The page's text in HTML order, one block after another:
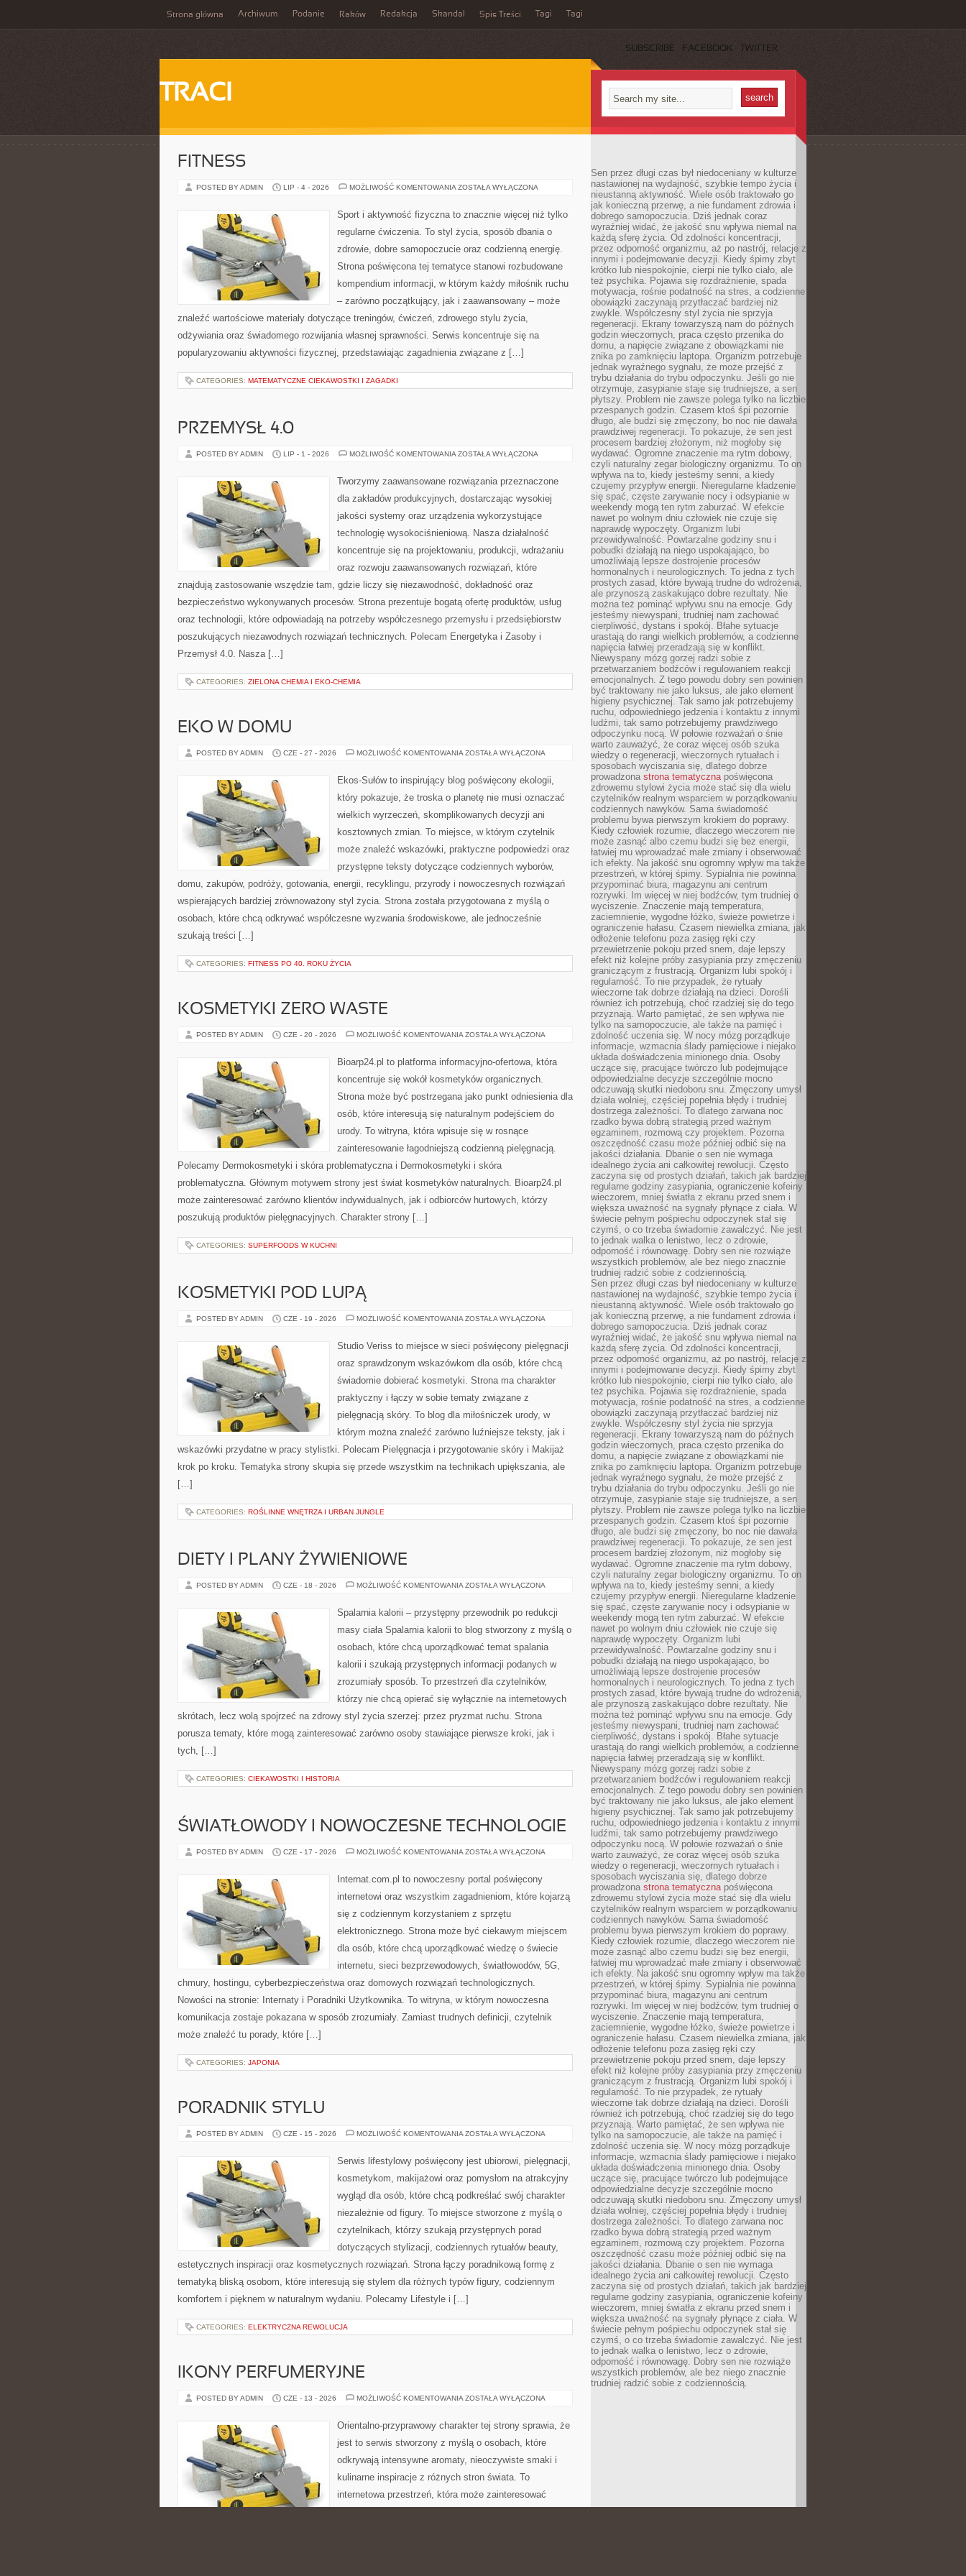
Strona główna Archiwum Podanie Raków Redakcja Skandal Spis Treści Tagi Tagi
SUBSCRIBE FACEBOOK TWITTER
TRACI
FITNESS
POSTED BY ADMIN LIP - 4 - 2026 MOŻLIWOŚĆ KOMENTOWANIA FITNESS
ZOSTAŁA WYŁĄCZONA
Sport i aktywność fizyczna to znacznie więcej niż tylko
regularne ćwiczenia. To styl życia, sposób dbania o
zdrowie, dobre samopoczucie oraz codzienną energię.
Strona poświęcona tej tematyce stanowi rozbudowane
kompendium informacji, w którym każdy miłośnik ruchu
– zarówno początkujący, jak i zaawansowany – może
znaleźć wartościowe materiały dotyczące treningów, ćwiczeń, zdrowego stylu życia,
odżywiania oraz świadomego rozwijania własnej sprawności. Serwis koncentruje się na
popularyzowaniu aktywności fizycznej, przedstawiając zagadnienia związane z […]
CATEGORIES: MATEMATYCZNE CIEKAWOSTKI I ZAGADKI
PRZEMYSŁ 4.0
POSTED BY ADMIN LIP - 1 - 2026 MOŻLIWOŚĆ KOMENTOWANIA PRZEMYSŁ
ZOSTAŁA WYŁĄCZONA
Tworzymy zaawansowane rozwiązania przeznaczone
dla zakładów produkcyjnych, dostarczając wysokiej
jakości systemy oraz urządzenia wykorzystujące
technologię wysokociśnieniową. Nasza działalność
koncentruje się na projektowaniu, produkcji, wdrażaniu
oraz rozwoju zaawansowanych rozwiązań, które
znajdują zastosowanie wszędzie tam, gdzie liczy się niezawodność, dokładność oraz
bezpieczeństwo wykonywanych procesów. Strona prezentuje bogatą ofertę produktów, usług
oraz technologii, które odpowiadają na potrzeby współczesnego przemysłu i przedsiębiorstw
poszukujących niezawodnych rozwiązań technicznych. Polecam Energetyka i Zasoby i
Przemysł 4.0. Nasza […]
CATEGORIES: ZIELONA CHEMIA I EKO-CHEMIA
EKO W DOMU
POSTED BY ADMIN CZE - 27 - 2026 MOŻLIWOŚĆ KOMENTOWANIA EKO
ZOSTAŁA WYŁĄCZONA
Ekos-Sułów to inspirujący blog poświęcony ekologii,
który pokazuje, że troska o planetę nie musi oznaczać
wielkich wyrzeczeń, skomplikowanych decyzji ani
kosztownych zmian. To miejsce, w którym czytelnik
może znaleźć wskazówki, praktyczne podpowiedzi oraz
przystępne teksty dotyczące codziennych wyborów,
domu, zakupów, podróży, gotowania, energii, recyklingu, przyrody i nowoczesnych rozwiązań
wspierających bardziej zrównoważony styl życia. Strona została przygotowana z myślą o
osobach, które chcą odkrywać współczesne wyzwania środowiskowe, ale jednocześnie
szukają treści […]
CATEGORIES: FITNESS PO 40. ROKU ŻYCIA
KOSMETYKI ZERO WASTE
POSTED BY ADMIN CZE - 20 - 2026 MOŻLIWOŚĆ KOMENTOWANIA KOSMETYKI
ZOSTAŁA WYŁĄCZONA
Bioarp24.pl to platforma informacyjno-ofertowa, która
koncentruje się wokół kosmetyków organicznych.
Strona może być postrzegana jako punkt odniesienia dla
osób, które interesują się naturalnym podejściem do
urody. To witryna, która wpisuje się w rosnące
zainteresowanie łagodniejszą codzienną pielęgnacją.
Polecamy Dermokosmetyki i skóra problematyczna i Dermokosmetyki i skóra
problematyczna. Głównym motywem strony jest świat kosmetyków naturalnych. Bioarp24.pl
może zainteresować zarówno klientów indywidualnych, jak i odbiorców hurtowych, którzy
poszukują produktów pielęgnacyjnych. Charakter strony […]
CATEGORIES: SUPERFOODS W KUCHNI
KOSMETYKI POD LUPĄ
POSTED BY ADMIN CZE - 19 - 2026 MOŻLIWOŚĆ KOMENTOWANIA KOSMETYKI
ZOSTAŁA WYŁĄCZONA
Studio Veriss to miejsce w sieci poświęcony pielęgnacji
oraz sprawdzonym wskazówkom dla osób, które chcą
świadomie dobierać kosmetyki. Strona ma charakter
praktyczny i łączy w sobie tematy związane z
pielęgnacją skóry. To blog dla miłośniczek urody, w
którym można znaleźć zarówno luźniejsze teksty, jak i
wskazówki przydatne w pracy stylistki. Polecam Pielęgnacja i przygotowanie skóry i Makijaż
krok po kroku. Tematyka strony skupia się przede wszystkim na technikach upiększania, ale
[…]
CATEGORIES: ROŚLINNE WNĘTRZA I URBAN JUNGLE
DIETY I PLANY ŻYWIENIOWE
POSTED BY ADMIN CZE - 18 - 2026 MOŻLIWOŚĆ KOMENTOWANIA DIETY
ŻYWIENIOWE
ZOSTAŁA WYŁĄCZONA
Spalarnia kalorii – przystępny przewodnik po redukcji
masy ciała Spalarnia kalorii to blog stworzony z myślą o
osobach, które chcą uporządkować temat spalania
kalorii i szukają przystępnych informacji podanych w
zrozumiały sposób. To przestrzeń dla czytelników,
którzy nie chcą opierać się wyłącznie na internetowych
skrótach, lecz wolą spojrzeć na zdrowy styl życia szerzej: przez pryzmat ruchu. Strona
porusza tematy, które mogą zainteresować zarówno osoby stawiające pierwsze kroki, jak i
tych, […]
CATEGORIES: CIEKAWOSTKI I HISTORIA
ŚWIATŁOWODY I NOWOCZESNE TECHNOLOGIE
POSTED BY ADMIN CZE - 17 - 2026 MOŻLIWOŚĆ KOMENTOWANIA ŚWIATŁOWODY
TECHNOLOGIE
ZOSTAŁA WYŁĄCZONA
Internat.com.pl to nowoczesny portal poświęcony
internetowi oraz wszystkim zagadnieniom, które kojarzą
się z codziennym korzystaniem z sprzętu
elektronicznego. Strona może być ciekawym miejscem
dla osób, które chcą uporządkować wiedzę o świecie
internetu, sieci bezprzewodowych, światłowodów, 5G,
chmury, hostingu, cyberbezpieczeństwa oraz domowych rozwiązań technologicznych.
Nowości na stronie: Internaty i Poradniki Użytkownika. To witryna, w którym nowoczesna
komunikacja zostaje pokazana w sposób zrozumiały. Zamiast trudnych definicji, czytelnik
może znaleźć tu porady, które […]
CATEGORIES: JAPONIA
PORADNIK STYLU
POSTED BY ADMIN CZE - 15 - 2026 MOŻLIWOŚĆ KOMENTOWANIA PORADNIK
ZOSTAŁA WYŁĄCZONA
Serwis lifestylowy poświęcony jest ubiorowi, pielęgnacji,
kosmetykom, makijażowi oraz pomysłom na atrakcyjny
wygląd dla osób, które chcą podkreślać swój charakter
niezależnie od figury. To miejsce stworzone z myślą o
czytelnikach, którzy szukają przystępnych porad
dotyczących stylizacji, codziennych rytuałów beauty,
estetycznych inspiracji oraz kosmetycznych rozwiązań. Strona łączy poradnikową formę z
tematyką bliską osobom, które interesują się stylem dla różnych typów figury, codziennym
komfortem i pięknem w naturalnym wydaniu. Polecamy Lifestyle i […]
CATEGORIES: ELEKTRYCZNA REWOLUCJA
IKONY PERFUMERYJNE
POSTED BY ADMIN CZE - 13 - 2026 MOŻLIWOŚĆ KOMENTOWANIA IKONY
ZOSTAŁA WYŁĄCZONA
Orientalno-przyprawowy charakter tej strony sprawia, że
jest to serwis stworzony z myślą o osobach, które
odkrywają intensywne aromaty, nieoczywiste smaki i
kulinarne inspiracje z różnych stron świata. To
internetowa przestrzeń, która może zainteresować
Sen przez długi czas był niedoceniany w kulturze
nastawionej na wydajność, szybkie tempo życia i
nieustanną aktywność. Wiele osób traktowało go
jak konieczną przerwę, a nie fundament zdrowia i
dobrego samopoczucia. Dziś jednak coraz
wyraźniej widać, że jakość snu wpływa niemal na
każdą sferę życia. Od zdolności koncentracji,
przez odporność organizmu, aż po nastrój, relacje z
innymi i podejmowanie decyzji. Kiedy śpimy zbyt
krótko lub niespokojnie, cierpi nie tylko ciało, ale
też psychika. Pojawia się rozdrażnienie, spada
motywacja, rośnie podatność na stres, a codzienne
obowiązki zaczynają przytłaczać bardziej niż
zwykle. Współczesny styl życia nie sprzyja
regeneracji. Ekrany towarzyszą nam do późnych
godzin wieczornych, praca często przenika do
domu, a napięcie związane z obowiązkami nie
znika po zamknięciu laptopa. Organizm potrzebuje
jednak wyraźnego sygnału, że może przejść z
trybu działania do trybu odpoczynku. Jeśli go nie
otrzymuje, zasypianie staje się trudniejsze, a sen
płytszy. Problem nie zawsze polega tylko na liczbie
przespanych godzin. Czasem ktoś śpi pozornie
długo, ale budzi się zmęczony, bo noc nie dawała
prawdziwej regeneracji. To pokazuje, że sen jest
procesem bardziej złożonym, niż mogłoby się
wydawać. Ogromne znaczenie ma rytm dobowy,
czyli naturalny zegar biologiczny organizmu. To on
wpływa na to, kiedy jesteśmy senni, a kiedy
czujemy przypływ energii. Nieregularne kładzenie
się spać, częste zarywanie nocy i odsypianie w
weekendy mogą ten rytm zaburzać. W efekcie
nawet po wolnym dniu człowiek nie czuje się
naprawdę wypoczęty. Organizm lubi
przewidywalność. Powtarzalne godziny snu i
pobudki działają na niego uspokajająco, bo
umożliwiają lepsze dostrojenie procesów
hormonalnych i neurologicznych. To jedna z tych
prostych zasad, które bywają trudne do wdrożenia,
ale przynoszą zaskakująco dobre rezultaty. Nie
można też pominąć wpływu snu na emocje. Gdy
jesteśmy niewyspani, trudniej nam zachować
cierpliwość, dystans i spokój. Błahe sytuacje
urastają do rangi wielkich problemów, a codzienne
napięcia łatwiej przeradzają się w konflikt.
Niewyspany mózg gorzej radzi sobie z
przetwarzaniem bodźców i regulowaniem reakcji
emocjonalnych. Z tego powodu dobry sen powinien
być traktowany nie jako luksus, ale jako element
higieny psychicznej. Tak samo jak potrzebujemy
ruchu, odpowiedniego jedzenia i kontaktu z innymi
ludźmi, tak samo potrzebujemy prawdziwego
odpoczynku nocą. W połowie rozważań o śnie
warto zauważyć, że coraz więcej osób szuka
wiedzy o regeneracji, wieczornych rytuałach i
sposobach wyciszania się, dlatego dobrze
prowadzona strona tematycznapoświęcona
zdrowemu stylowi życia może stać się dla wielu
czytelników realnym wsparciem w porządkowaniu
codziennych nawyków. Sama świadomość
problemu bywa pierwszym krokiem do poprawy.
Kiedy człowiek rozumie, dlaczego wieczorem nie
może zasnąć albo czemu budzi się bez energii,
łatwiej mu wprowadzać małe zmiany i obserwować
ich efekty. Na jakość snu ogromny wpływ ma także
przestrzeń, w której śpimy. Sypialnia nie powinna
przypominać biura, magazynu ani centrum
rozrywki. Im więcej w niej bodźców, tym trudniej o
wyciszenie. Znaczenie mają temperatura,
zaciemnienie, wygodne łóżko, świeże powietrze i
ograniczenie hałasu. Czasem niewielka zmiana, jak
odłożenie telefonu poza zasięg ręki czy
przewietrzenie pokoju przed snem, daje lepszy
efekt niż kolejne próby zasypiania przy zmęczeniu
graniczącym z frustracją. Organizm lubi spokój i
regularność. To nie przypadek, że rytuały
wieczorne tak dobrze działają na dzieci. Dorośli
również ich potrzebują, choć rzadziej się do tego
przyznają. Warto pamiętać, że sen wpływa nie
tylko na samopoczucie, ale także na pamięć i
zdolność uczenia się. W nocy mózg porządkuje
informacje, wzmacnia ślady pamięciowe i niejako
układa doświadczenia minionego dnia. Osoby
uczące się, pracujące twórczo lub podejmujące
odpowiedzialne decyzje szczególnie mocno
odczuwają skutki niedoboru snu. Zmęczony umysł
działa wolniej, częściej popełnia błędy i trudniej
dostrzega zależności. To dlatego zarwana noc
rzadko bywa dobrą strategią przed ważnym
egzaminem, rozmową czy projektem. Pozorna
oszczędność czasu może później odbić się na
jakości działania. Dbanie o sen nie wymaga
idealnego życia ani całkowitej rewolucji. Często
zaczyna się od prostych działań, takich jak bardziej
regularne godziny zasypiania, ograniczenie kofeiny
wieczorem, mniej światła z ekranu przed snem i
większa uważność na sygnały płynące z ciała. W
świecie pełnym pośpiechu odpoczynek stał się
czymś, o co trzeba świadomie zawalczyć. Nie jest
to jednak walka o lenistwo, lecz o zdrowie,
odporność i równowagę. Dobry sen nie rozwiąże
wszystkich problemów, ale bez niego znacznie
trudniej radzić sobie z codziennością.
Sen przez długi czas był niedoceniany w kulturze
nastawionej na wydajność, szybkie tempo życia i
nieustanną aktywność. Wiele osób traktowało go
jak konieczną przerwę, a nie fundament zdrowia i
dobrego samopoczucia. Dziś jednak coraz
wyraźniej widać, że jakość snu wpływa niemal na
każdą sferę życia. Od zdolności koncentracji,
przez odporność organizmu, aż po nastrój, relacje z
innymi i podejmowanie decyzji. Kiedy śpimy zbyt
krótko lub niespokojnie, cierpi nie tylko ciało, ale
też psychika. Pojawia się rozdrażnienie, spada
motywacja, rośnie podatność na stres, a codzienne
obowiązki zaczynają przytłaczać bardziej niż
zwykle. Współczesny styl życia nie sprzyja
regeneracji. Ekrany towarzyszą nam do późnych
godzin wieczornych, praca często przenika do
domu, a napięcie związane z obowiązkami nie
znika po zamknięciu laptopa. Organizm potrzebuje
jednak wyraźnego sygnału, że może przejść z
trybu działania do trybu odpoczynku. Jeśli go nie
otrzymuje, zasypianie staje się trudniejsze, a sen
płytszy. Problem nie zawsze polega tylko na liczbie
przespanych godzin. Czasem ktoś śpi pozornie
długo, ale budzi się zmęczony, bo noc nie dawała
prawdziwej regeneracji. To pokazuje, że sen jest
procesem bardziej złożonym, niż mogłoby się
wydawać. Ogromne znaczenie ma rytm dobowy,
czyli naturalny zegar biologiczny organizmu. To on
wpływa na to, kiedy jesteśmy senni, a kiedy
czujemy przypływ energii. Nieregularne kładzenie
się spać, częste zarywanie nocy i odsypianie w
weekendy mogą ten rytm zaburzać. W efekcie
nawet po wolnym dniu człowiek nie czuje się
naprawdę wypoczęty. Organizm lubi
przewidywalność. Powtarzalne godziny snu i
pobudki działają na niego uspokajająco, bo
umożliwiają lepsze dostrojenie procesów
hormonalnych i neurologicznych. To jedna z tych
prostych zasad, które bywają trudne do wdrożenia,
ale przynoszą zaskakująco dobre rezultaty. Nie
można też pominąć wpływu snu na emocje. Gdy
jesteśmy niewyspani, trudniej nam zachować
cierpliwość, dystans i spokój. Błahe sytuacje
urastają do rangi wielkich problemów, a codzienne
napięcia łatwiej przeradzają się w konflikt.
Niewyspany mózg gorzej radzi sobie z
przetwarzaniem bodźców i regulowaniem reakcji
emocjonalnych. Z tego powodu dobry sen powinien
być traktowany nie jako luksus, ale jako element
higieny psychicznej. Tak samo jak potrzebujemy
ruchu, odpowiedniego jedzenia i kontaktu z innymi
ludźmi, tak samo potrzebujemy prawdziwego
odpoczynku nocą. W połowie rozważań o śnie
warto zauważyć, że coraz więcej osób szuka
wiedzy o regeneracji, wieczornych rytuałach i
sposobach wyciszania się, dlatego dobrze
prowadzona strona tematycznapoświęcona
zdrowemu stylowi życia może stać się dla wielu
czytelników realnym wsparciem w porządkowaniu
codziennych nawyków. Sama świadomość
problemu bywa pierwszym krokiem do poprawy.
Kiedy człowiek rozumie, dlaczego wieczorem nie
może zasnąć albo czemu budzi się bez energii,
łatwiej mu wprowadzać małe zmiany i obserwować
ich efekty. Na jakość snu ogromny wpływ ma także
przestrzeń, w której śpimy. Sypialnia nie powinna
przypominać biura, magazynu ani centrum
rozrywki. Im więcej w niej bodźców, tym trudniej o
wyciszenie. Znaczenie mają temperatura,
zaciemnienie, wygodne łóżko, świeże powietrze i
ograniczenie hałasu. Czasem niewielka zmiana, jak
odłożenie telefonu poza zasięg ręki czy
przewietrzenie pokoju przed snem, daje lepszy
efekt niż kolejne próby zasypiania przy zmęczeniu
graniczącym z frustracją. Organizm lubi spokój i
regularność. To nie przypadek, że rytuały
wieczorne tak dobrze działają na dzieci. Dorośli
również ich potrzebują, choć rzadziej się do tego
przyznają. Warto pamiętać, że sen wpływa nie
tylko na samopoczucie, ale także na pamięć i
zdolność uczenia się. W nocy mózg porządkuje
informacje, wzmacnia ślady pamięciowe i niejako
układa doświadczenia minionego dnia. Osoby
uczące się, pracujące twórczo lub podejmujące
odpowiedzialne decyzje szczególnie mocno
odczuwają skutki niedoboru snu. Zmęczony umysł
działa wolniej, częściej popełnia błędy i trudniej
dostrzega zależności. To dlatego zarwana noc
rzadko bywa dobrą strategią przed ważnym
egzaminem, rozmową czy projektem. Pozorna
oszczędność czasu może później odbić się na
jakości działania. Dbanie o sen nie wymaga
idealnego życia ani całkowitej rewolucji. Często
zaczyna się od prostych działań, takich jak bardziej
regularne godziny zasypiania, ograniczenie kofeiny
wieczorem, mniej światła z ekranu przed snem i
większa uważność na sygnały płynące z ciała. W
świecie pełnym pośpiechu odpoczynek stał się
czymś, o co trzeba świadomie zawalczyć. Nie jest
to jednak walka o lenistwo, lecz o zdrowie,
odporność i równowagę. Dobry sen nie rozwiąże
wszystkich problemów, ale bez niego znacznie
trudniej radzić sobie z codziennością.